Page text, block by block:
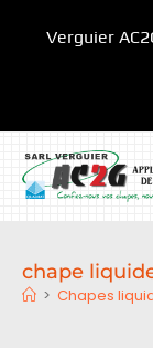
Verguier
chape
> Chapes